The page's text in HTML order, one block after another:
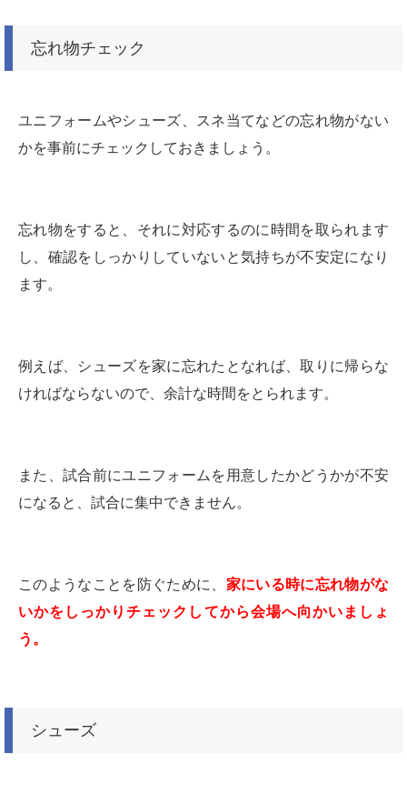
忘れ物チェック
ユニフォームやシューズ、スネ当てなどの忘れ物がない
かを事前にチェックしておきましょう。
忘れ物をすると、それに対応するのに時間を取られます
し、確認をしっかりしていないと気持ちが不安定になり
ます。
例えば、シューズを家に忘れたとなれば、取りに帰らな
ければならないので、余計な時間をとられます。
また、試合前にユニフォームを用意したかどうかが不安
になると、試合に集中できません。
このようなことを防ぐために、 家にいる時に忘れ物がな
いかをしっかりチェックしてから会場へ向かいましょ
う。
シューズ